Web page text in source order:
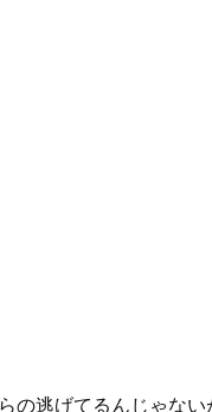
の逃げてるんじゃな